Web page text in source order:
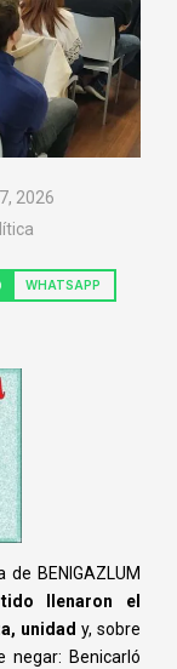
2026
WHATSAPP
BENIGAZLUM
llenaron el
unidad y, sobre
negar: Benicarló